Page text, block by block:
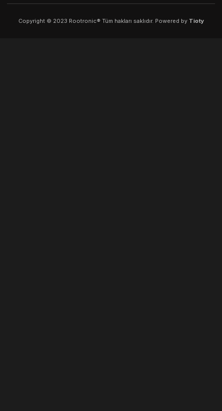
Copyright © 2023 Rootronic® Tüm hakları saklıdır. Powered by Tioty